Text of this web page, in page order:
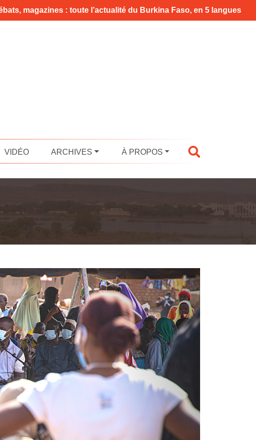
magazines : toute l’actualité du Burkina Faso, en 5 langues
VIDÉO ARCHIVES À PROPOS